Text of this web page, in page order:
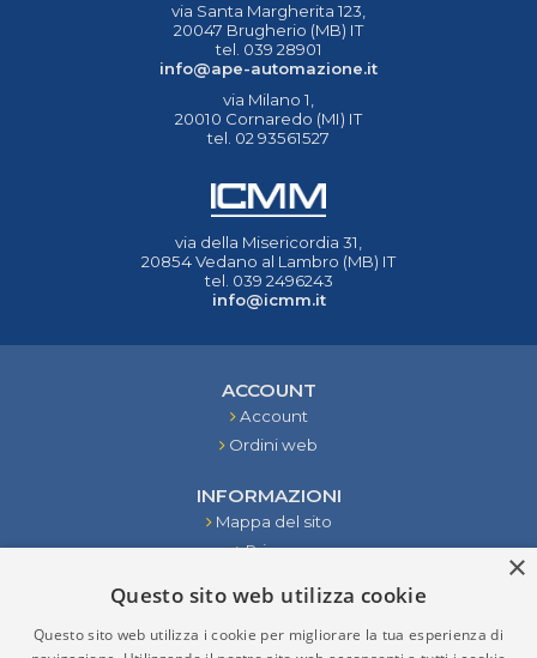
via Santa Margherita 123,
20047 Brugherio (MB) IT
tel. 039 28901
info@ape-automazione.it
via Milano 1,
20010 Cornaredo (MI) IT
tel. 02 93561527
via della Misericordia 31,
20854 Vedano al Lambro (MB) IT
tel. 039 2496243
info@icmm.it
ACCOUNT
Account
Ordini web
INFORMAZIONI
Mappa del sito
Privacy
Contattaci
×
Questo sito web utilizza cookie
Questo sito web utilizza i cookie per migliorare la tua esperienza di